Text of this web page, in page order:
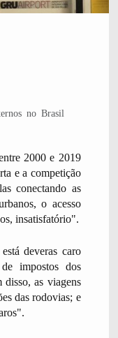
no Brasil
2000 e 2019
e a competição
conectando as
o acesso
insatisfatório".
deveras caro
impostos dos
disso, as viagens
das rodovias; e